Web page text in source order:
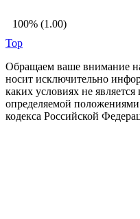
100% (1.00)
Top
Обращаем ваше внимание
носит исключительно
каких условиях не
определяемой
кодекса Российской